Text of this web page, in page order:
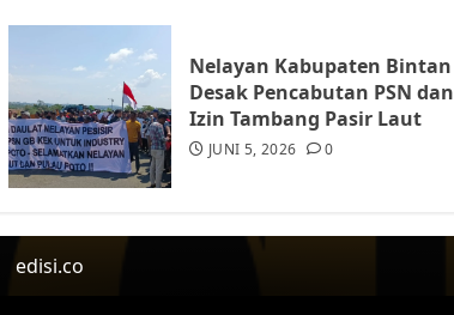
Nelayan Kabupaten Bintan
Desak Pencabutan PSN dan
Izin Tambang Pasir Laut
JUNI 5, 2026 0
edisi.co